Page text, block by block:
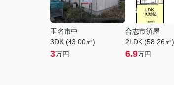
玉名市中
3DK (43.00㎡)
3万円
合志市須屋
2LDK (58.26㎡)
6.9万円